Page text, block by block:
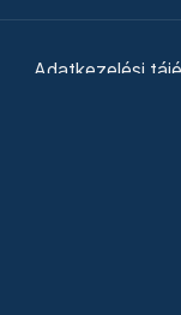
Adatkezelési